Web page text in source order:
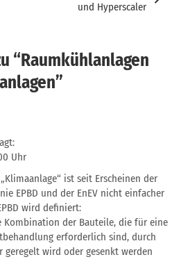
und Hyperscaler
“Raumkühlanlagen
”
Uhr
ist seit Erscheinen der
EPBD und der EnEV nicht einfacher
wird definiert:
Kombination der Bauteile, die für eine
erforderlich sind, durch
geregelt wird oder gesenkt werden